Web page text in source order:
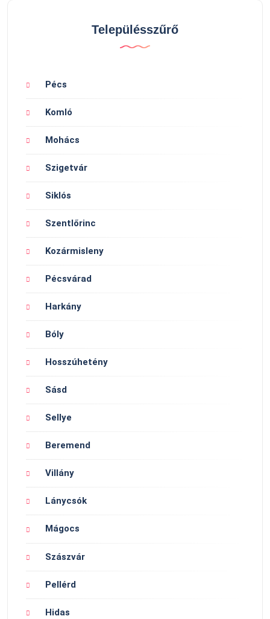
Településszűrő
Pécs
Komló
Mohács
Szigetvár
Siklós
Szentlőrinc
Kozármisleny
Pécsvárad
Harkány
Bóly
Hosszúhetény
Sásd
Sellye
Beremend
Villány
Lánycsók
Mágocs
Szászvár
Pellérd
Hidas